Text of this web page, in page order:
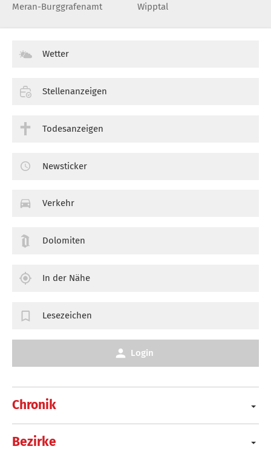
Meran-Burggrafenamt
Wipptal
Chronik
Bezirke
Wetter
Stellenanzeigen
Todesanzeigen
Newsticker
Verkehr
Dolomiten
In der Nähe
Lesezeichen
Login